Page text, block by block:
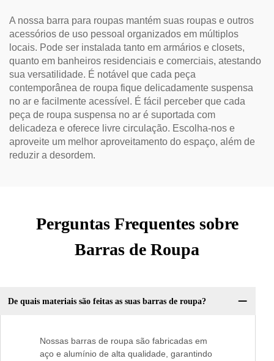
A nossa barra para roupas mantém suas roupas e outros
acessórios de uso pessoal organizados em múltiplos
locais. Pode ser instalada tanto em armários e closets,
quanto em banheiros residenciais e comerciais, atestando
sua versatilidade. É notável que cada peça
contemporânea de roupa fique delicadamente suspensa
no ar e facilmente acessível. É fácil perceber que cada
peça de roupa suspensa no ar é suportada com
delicadeza e oferece livre circulação. Escolha-nos e
aproveite um melhor aproveitamento do espaço, além de
reduzir a desordem.
Perguntas Frequentes sobre
Barras de Roupa
De quais materiais são feitas as suas barras de roupa?
Nossas barras de roupa são fabricadas em
aço e alumínio de alta qualidade, garantindo